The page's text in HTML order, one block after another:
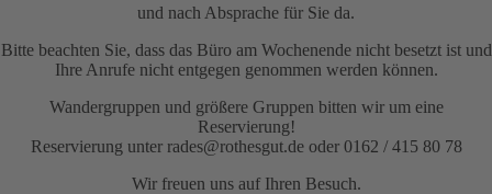
und nach Absprache für Sie da.
Bitte beachten Sie, dass das Büro am Wochenende nicht besetzt ist und
Ihre Anrufe nicht entgegen genommen werden können.
Wandergruppen und größere Gruppen bitten wir um eine
Reservierung!
Reservierung unter rades@rothesgut.de oder 0162 / 415 80 78
Wir freuen uns auf Ihren Besuch.